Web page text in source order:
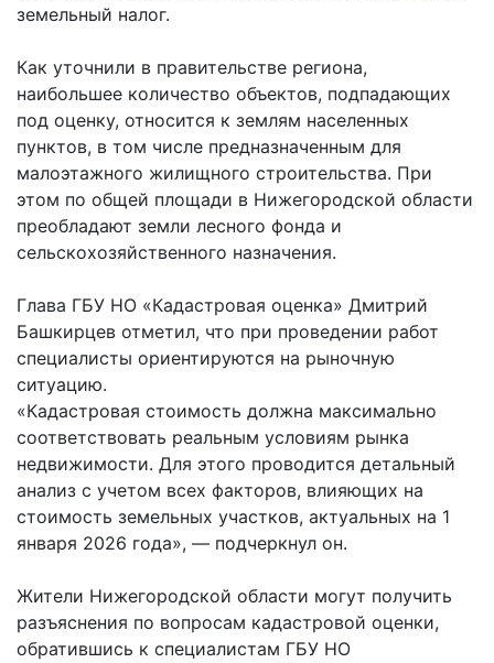
земельный налог.
Как уточнили в правительстве региона,
наибольшее количество объектов, подпадающих
под оценку, относится к землям населенных
пунктов, в том числе предназначенным для
малоэтажного жилищного строительства. При
этом по общей площади в Нижегородской области
преобладают земли лесного фонда и
сельскохозяйственного назначения.
Глава ГБУ НО «Кадастровая оценка» Дмитрий
Башкирцев отметил, что при проведении работ
специалисты ориентируются на рыночную
ситуацию.
«Кадастровая стоимость должна максимально
соответствовать реальным условиям рынка
недвижимости. Для этого проводится детальный
анализ с учетом всех факторов, влияющих на
стоимость земельных участков, актуальных на 1
января 2026 года», — подчеркнул он.
Жители Нижегородской области могут получить
разъяснения по вопросам кадастровой оценки,
обратившись к специалистам ГБУ НО